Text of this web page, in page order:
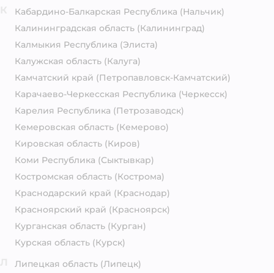
Кабардино-Балкарская Республика (Нальчик)
Калининградская область (Калининград)
Калмыкия Республика (Элиста)
Калужская область (Калуга)
Камчатский край (Петропавловск-Камчатский)
Карачаево-Черкесская Республика (Черкесск)
Карелия Республика (Петрозаводск)
Кемеровская область (Кемерово)
Кировская область (Киров)
Коми Республика (Сыктывкар)
Костромская область (Кострома)
Краснодарский край (Краснодар)
Красноярский край (Красноярск)
Курганская область (Курган)
Курская область (Курск)
Липецкая область (Липецк)